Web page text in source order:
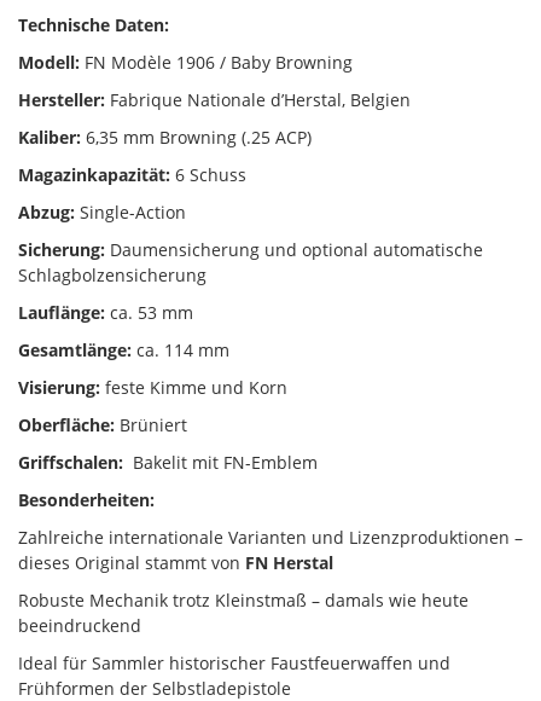
Technische Daten:
Modell: FN Modèle 1906 / Baby Browning
Hersteller: Fabrique Nationale d’Herstal, Belgien
Kaliber: 6,35 mm Browning (.25 ACP)
Magazinkapazität: 6 Schuss
Abzug: Single-Action
Sicherung: Daumensicherung und optional automatische
Schlagbolzensicherung
Lauflänge: ca. 53 mm
Gesamtlänge: ca. 114 mm
Visierung: feste Kimme und Korn
Oberfläche: Brüniert
Griffschalen: Bakelit mit FN-Emblem
Besonderheiten:
Zahlreiche internationale Varianten und Lizenzproduktionen –
dieses Original stammt von FN Herstal
Robuste Mechanik trotz Kleinstmaß – damals wie heute
beeindruckend
Ideal für Sammler historischer Faustfeuerwaffen und
Frühformen der Selbstladepistole